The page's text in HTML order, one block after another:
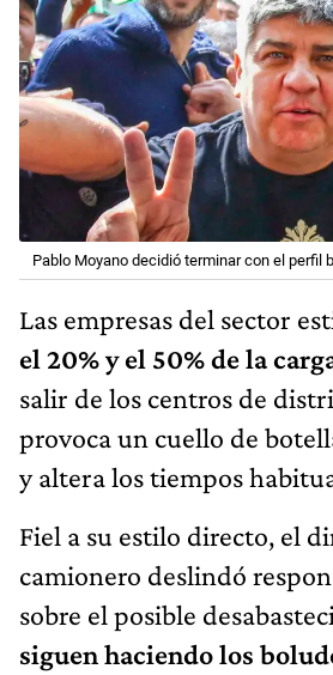
Pablo Moyano decidió terminar con el perfil
Las empresas del sector
el 20% y el 50% de la
salir de los centros de
provoca un cuello de
y altera los tiempos
Fiel a su estilo directo, el
camionero deslindó
sobre el posible
siguen haciendo los